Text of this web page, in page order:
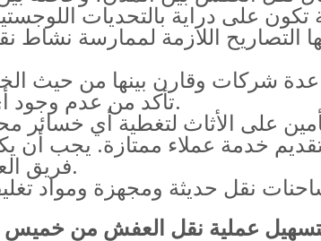
التصاريح اللازمة لممارسة نشاط
شركات وقارن بينها من حيث
تأكد من عدم وجود أي رسوم مخفية.
خدمة عملاء ممتازة. يجب أن
فريق العمل سهلاً وفعالاً.